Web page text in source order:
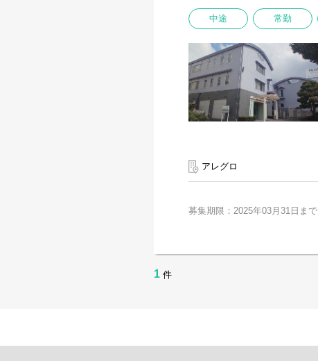
中途 常勤
アレグロ
募集期限：2025年03月31日まで
1 件